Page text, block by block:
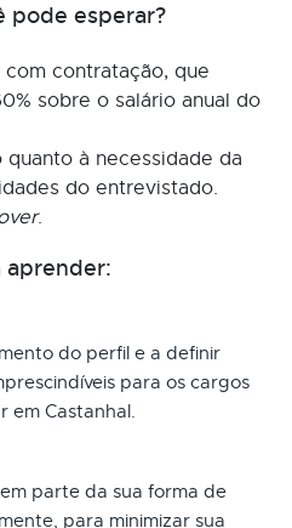
pode esperar?
contratação, que
sobre o salário anual do
quanto à necessidade da
do entrevistado.
.
aprender:
do perfil e a definir
para os cargos
em Castanhal.
parte da sua forma de
para minimizar sua